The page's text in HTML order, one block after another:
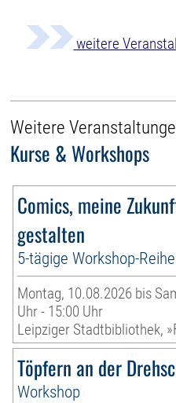
weitere
Weitere
Kurse & Workshops
Comics, meine
gestalten
5-tägige Workshop-
Montag, 10.08.2026 bis
Uhr - 15:00 Uhr
Leipziger Stadtbibliothek,
Töpfern an der
Workshop